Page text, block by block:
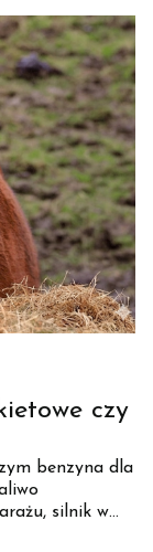
czy
benzyna dla
silnik w
dlaczego